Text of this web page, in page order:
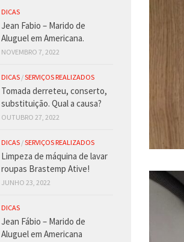
DICAS
Jean Fabio – Marido de
Aluguel em Americana.
NOVEMBRO 7, 2022
DICAS /SERVIÇOS REALIZADOS
Tomada derreteu, conserto,
substituição. Qual a causa?
OUTUBRO 27, 2022
DICAS /SERVIÇOS REALIZADOS
Limpeza de máquina de lavar
roupas Brastemp Ative!
JUNHO 23, 2022
DICAS
Jean Fábio – Marido de
Aluguel em Americana